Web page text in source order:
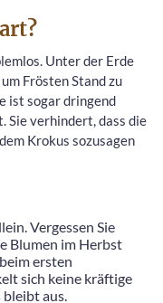
Unter der Erde
Frösten Stand zu
ist sogar dringend
Sie verhindert, dass die
Krokus sozusagen
Vergessen Sie
Blumen im Herbst
ersten
sich keine kräftige
aus.